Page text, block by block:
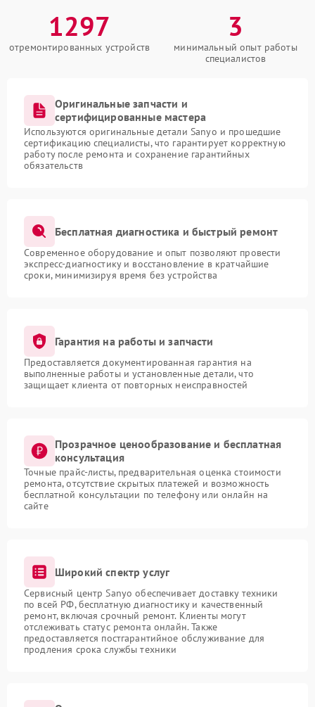
1297
отремонтированных устройств
3
минимальный опыт работы
специалистов
Оригинальные запчасти и
сертифицированные мастера
Используются оригинальные детали Sanyo и прошедшие
сертификацию специалисты, что гарантирует корректную
работу после ремонта и сохранение гарантийных
обязательств
Бесплатная диагностика и быстрый ремонт
Современное оборудование и опыт позволяют провести
экспресс-диагностику и восстановление в кратчайшие
сроки, минимизируя время без устройства
Гарантия на работы и запчасти
Предоставляется документированная гарантия на
выполненные работы и установленные детали, что
защищает клиента от повторных неисправностей
Прозрачное ценообразование и бесплатная
консультация
Точные прайс-листы, предварительная оценка стоимости
ремонта, отсутствие скрытых платежей и возможность
бесплатной консультации по телефону или онлайн на
сайте
Широкий спектр услуг
Сервисный центр Sanyo обеспечивает доставку техники
по всей РФ, бесплатную диагностику и качественный
ремонт, включая срочный ремонт. Клиенты могут
отслеживать статус ремонта онлайн. Также
предоставляется постгарантийное обслуживание для
продления срока службы техники